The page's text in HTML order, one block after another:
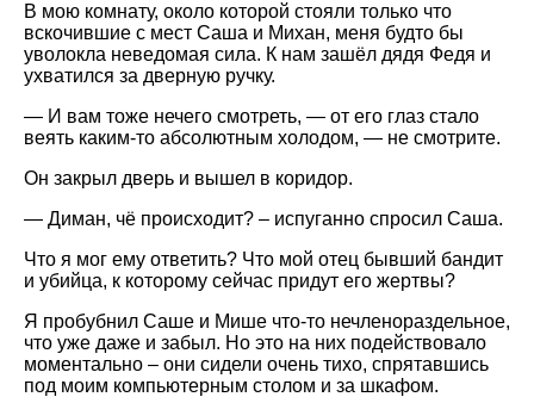
В мою комнату, около которой стояли только что
вскочившие с мест Саша и Михан, меня будто бы
уволокла неведомая сила. К нам зашёл дядя Федя и
ухватился за дверную ручку.
— И вам тоже нечего смотреть, — от его глаз стало
веять каким-то абсолютным холодом, — не смотрите.
Он закрыл дверь и вышел в коридор.
— Диман, чё происходит? – испуганно спросил Саша.
Что я мог ему ответить? Что мой отец бывший бандит
и убийца, к которому сейчас придут его жертвы?
Я пробубнил Саше и Мише что-то нечленораздельное,
что уже даже и забыл. Но это на них подействовало
моментально – они сидели очень тихо, спрятавшись
под моим компьютерным столом и за шкафом.